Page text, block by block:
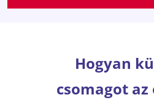
Hogyan
csomagot az